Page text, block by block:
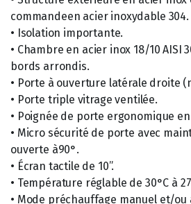
commandeen acier inoxydable 304.
• Isolation importante.
• Chambre en acier inox 18/10 AISI
bords arrondis.
• Porte à ouverture latérale droite
• Porte triple vitrage ventilée.
• Poignée de porte ergonomique
• Micro sécurité de porte avec
ouverte à90°.
• Écran tactile de 10”.
• Température réglable de 30°C à
• Mode préchauffage manuel et/ou